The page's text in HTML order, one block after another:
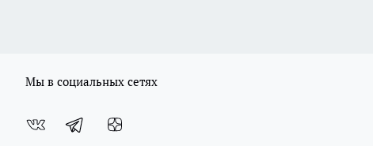
Мы в социальных сетях